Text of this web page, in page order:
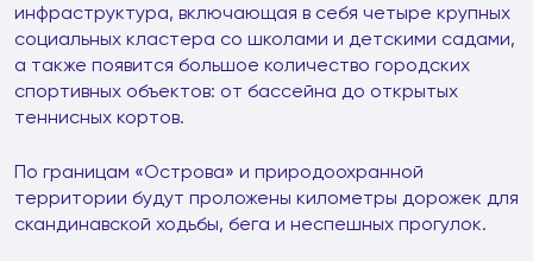
инфраструктура, включающая в себя четыре крупных
социальных кластера со школами и детскими садами,
а также появится большое количество городских
спортивных объектов: от бассейна до открытых
теннисных кортов.
По границам «Острова» и природоохранной
территории будут проложены километры дорожек для
скандинавской ходьбы, бега и неспешных прогулок.